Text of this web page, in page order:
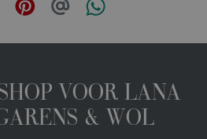
VOOR LANA
& WOL